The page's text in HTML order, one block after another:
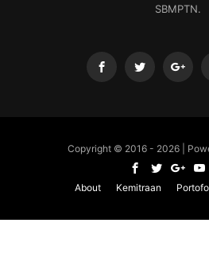
SBMPTN.
Copyright © 2016 - 2026 |
About Kemitraan